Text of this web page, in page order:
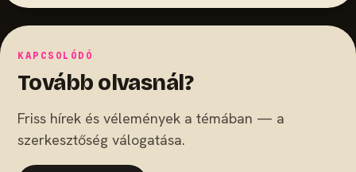
KAPCSOLÓDÓ
Tovább olvasnál?
Friss hírek és vélemények a témában — a
szerkesztőség válogatása.